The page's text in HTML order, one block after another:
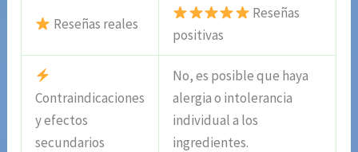
Reseñas reales
Reseñas
positivas
Contraindicaciones
y efectos
secundarios
No, es posible que haya
alergia o intolerancia
individual a los
ingredientes.